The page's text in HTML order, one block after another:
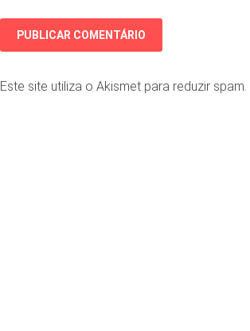
Este site utiliza o Akismet para reduzir spam.